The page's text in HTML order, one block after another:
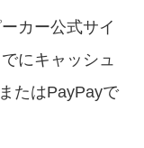
カー公式サイ
にキャッシュ
たはPayPayで